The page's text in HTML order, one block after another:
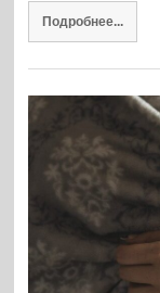
Подробнее...